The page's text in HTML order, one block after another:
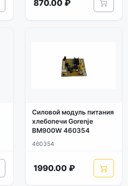
870.00 ₽
Силовой модуль питания
хлебопечи Gorenje
BM900W 460354
460354
1990.00 ₽